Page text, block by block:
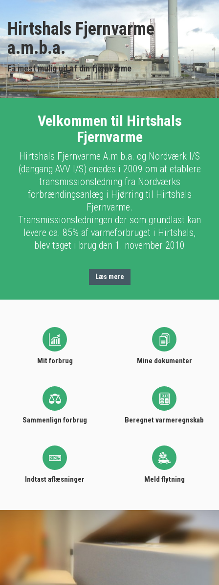
Hirtshals Fjernvarme
a.m.b.a.
Få mest mulig ud af din fjernvarme
Velkommen til Hirtshals
Fjernvarme
Hirtshals Fjernvarme A.m.b.a. og Nordværk I/S
(dengang AVV I/S) enedes i 2009 om at etablere
transmissionsledning fra Nordværks
forbrændingsanlæg i Hjørring til Hirtshals
Fjernvarme.
Transmissionsledningen der som grundlast kan
levere ca. 85% af varmeforbruget i Hirtshals,
blev taget i brug den 1. november 2010
Læs mere
Mit forbrug Mine dokumenter
Sammenlign forbrug Beregnet varmeregnskab
Indtast aflæsninger Meld flytning